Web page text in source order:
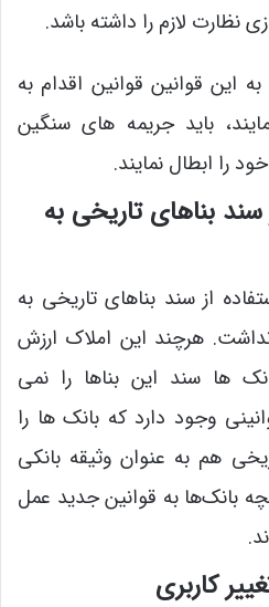
نظارت لازم را داشته باشد.
این قوانین قوانین اقدام به
باید جریمه ‌های سنگین
را ابطال نمایند.
بناهای تاریخی به
از سند بناهای تاریخی به
هرچند این املاک ارزش
‌ها سند این بناها را نمی‌
وجود دارد که بانک‌ ها را
هم به عنوان وثیقه بانکی
بانک‌ها به قوانین جدید عمل
کاربری